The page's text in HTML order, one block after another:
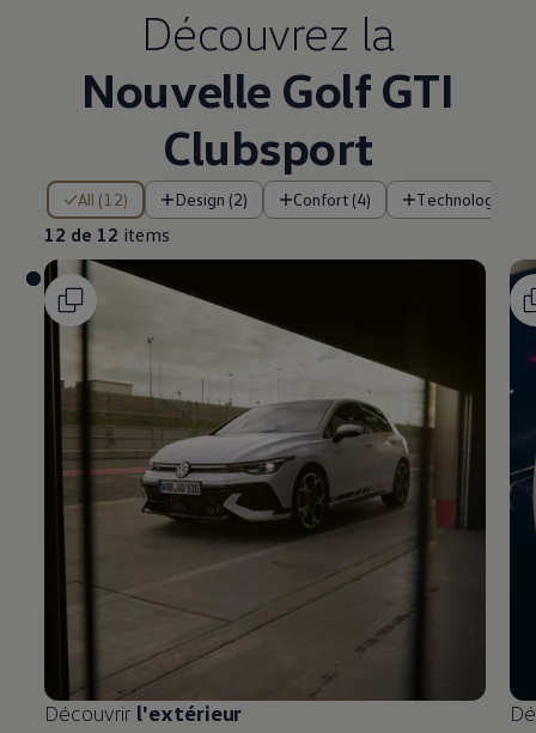
Découvrez la
Nouvelle Golf GTI
Clubsport
All (12) Design (2) Confort (4) Technologie (4)
12 de 12 items
12 de 12 items
Découvrir l'extérieur